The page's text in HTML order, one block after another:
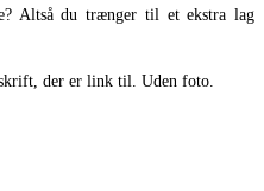
Altså du trænger til et ekstra lag
der er link til. Uden foto.